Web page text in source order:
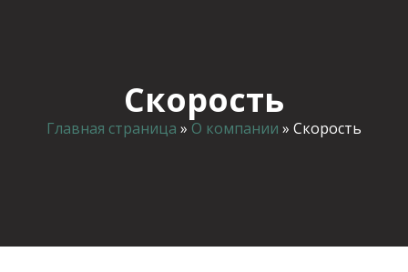
Скорость
Главная страница » О компании » Скорость